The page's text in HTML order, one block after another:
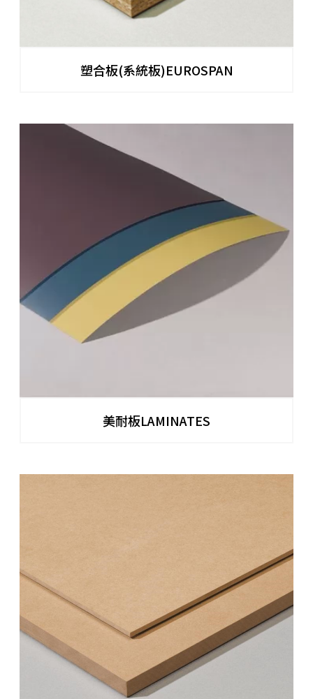
塑合板(系統板)EUROSPAN
美耐板LAMINATES